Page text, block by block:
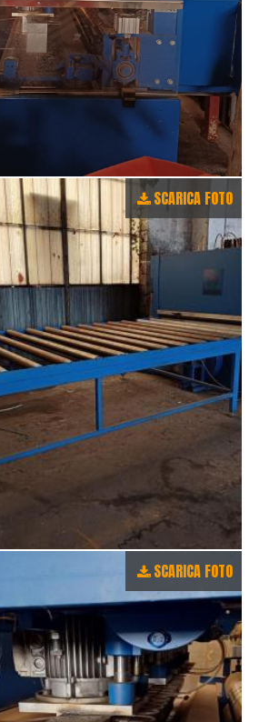
SCARICA FOTO
SCARICA FOTO